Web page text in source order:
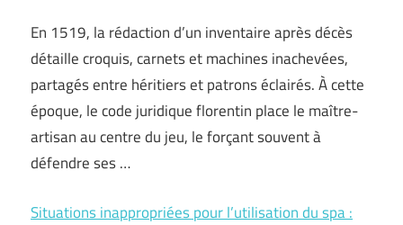
En 1519, la rédaction d’un inventaire après décès
détaille croquis, carnets et machines inachevées,
partagés entre héritiers et patrons éclairés. À cette
époque, le code juridique florentin place le maître-
artisan au centre du jeu, le forçant souvent à
défendre ses …
Situations inappropriées pour l’utilisation du spa :